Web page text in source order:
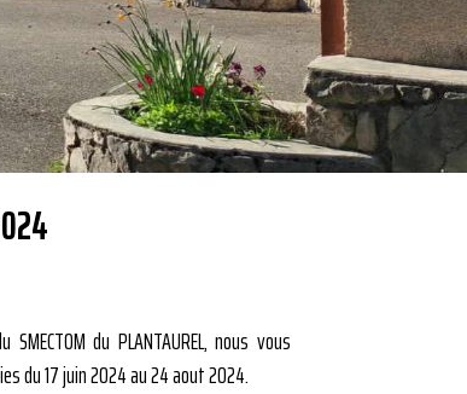
du PLANTAUREL, nous vous
du 17 juin 2024 au 24 aout 2024.